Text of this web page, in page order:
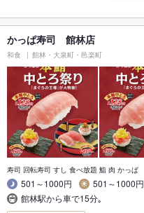
かっぱ寿司 館林店
和食 館林・大泉町・邑楽町
寿司 回転寿司 すし 食べ放題 鮨 肉 かっぱ
501～1000円
501～1000円
館林駅から車で15分｡